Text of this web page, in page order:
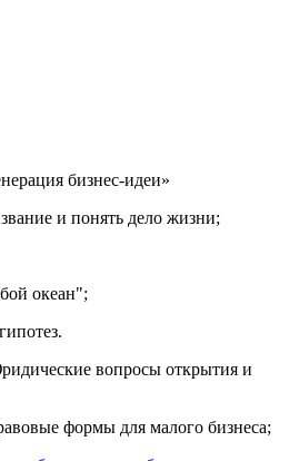
бизнес-идеи»
и понять дело жизни;
океан";
вопросы открытия и
формы для малого бизнеса;